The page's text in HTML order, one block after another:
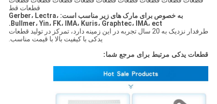
قطعات قط
به خصوص برای مارک های زیر مناسب است: Gerber، Lectra،
Bullmer، Yin، FK، IMA، Kuris، Graphtec، IMA، ect.
طرفدار نزدیک به 20 سال تجربه در این زمینه دارد، تمرکز در تولید قطعات
یدکی با کیفیت بالا با قیمت مناسب.
قطعات یدکی مرتبط برای مرجع شما: